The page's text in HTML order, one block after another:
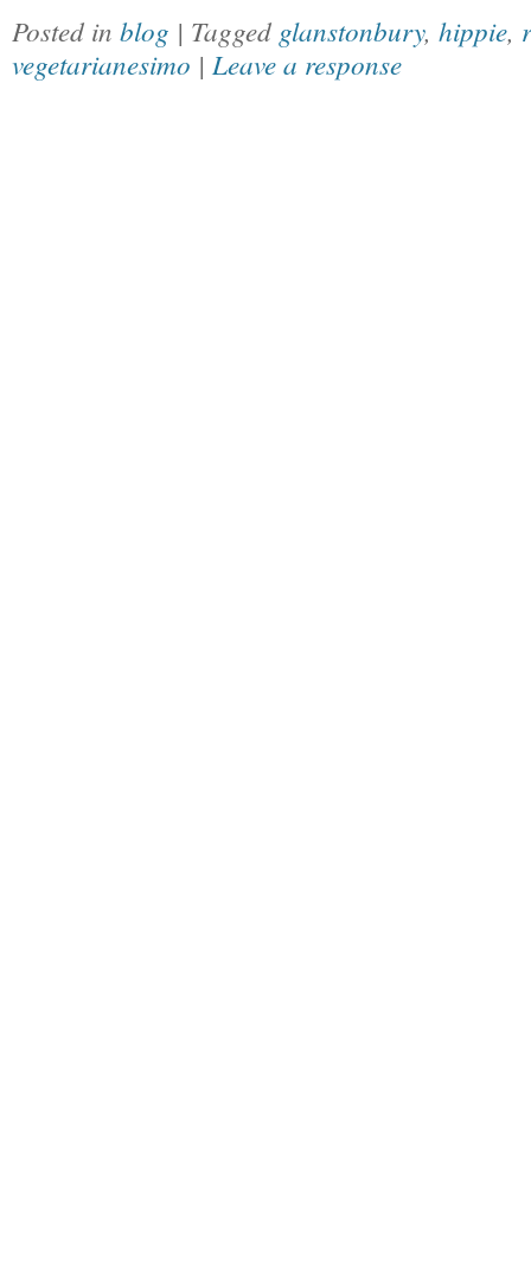
Posted in blog | Tagged glanstonbury, hippie,
vegetarianesimo | Leave a response